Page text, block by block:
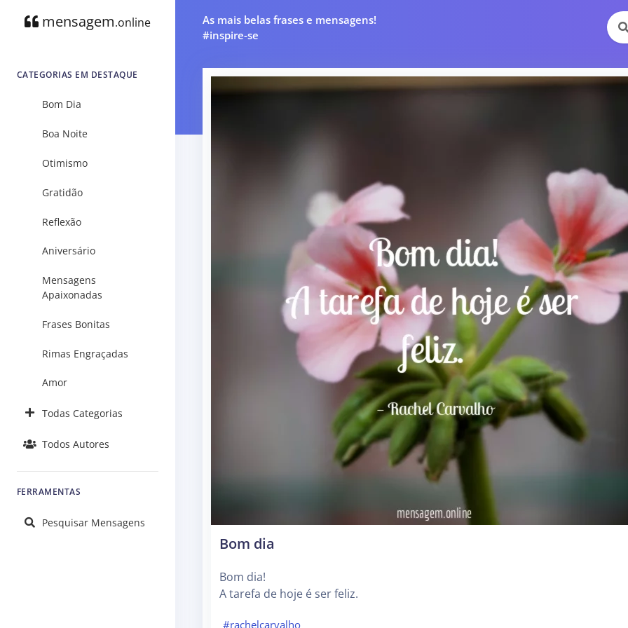
mensagem.online
CATEGORIAS EM DESTAQUE
Bom Dia
Boa Noite
Otimismo
Gratidão
Reflexão
Aniversário
Mensagens
Apaixonadas
Frases Bonitas
Rimas Engraçadas
Amor
Todas Categorias
Todos Autores
FERRAMENTAS
Pesquisar Mensagens
As mais belas frases e mensagens!
#inspire-se
Bom dia
Bom dia!
A tarefa de hoje é ser feliz.
#rachelcarvalho